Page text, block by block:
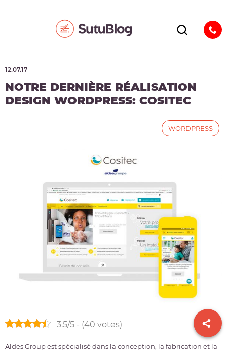
12.07.17
NOTRE DERNIÈRE RÉALISATION
DESIGN WORDPRESS: COSITEC
WORDPRESS
3.5/5 - (40 votes)
Aldes Group est spécialisé dans la conception, la fabrication et la